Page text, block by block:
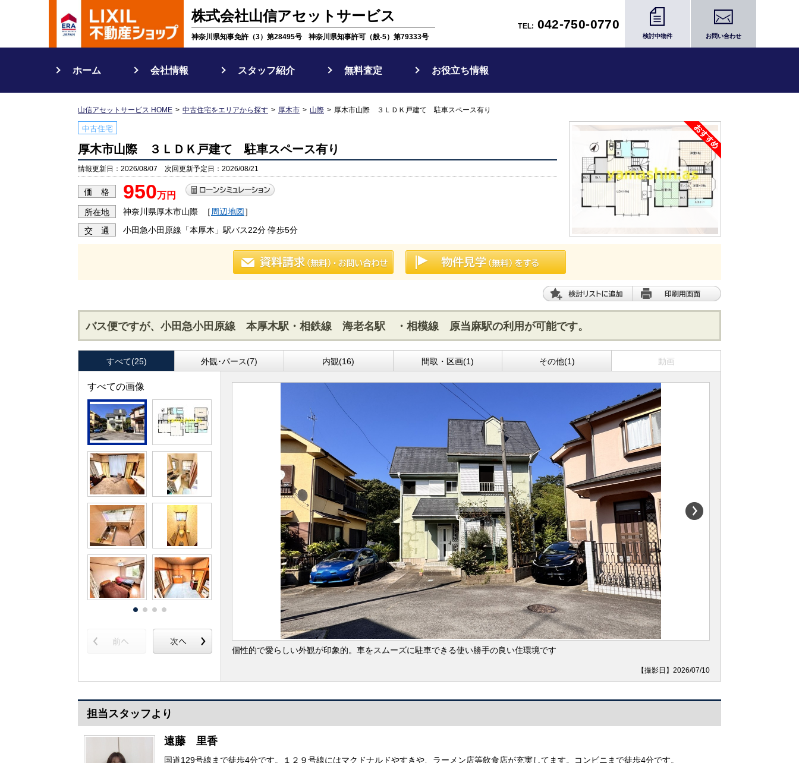
株式会社山信アセットサービス
神奈川県知事免許（3）第28495号 神奈川県知事許可（般-5）第79333号
TEL: 042-750-0770
検討中物件 お問い合わせ
ホーム 会社情報 スタッフ紹介 無料査定 お役立ち情報
山信アセットサービス HOME 中古住宅をエリアから探す 厚木市 山際 厚木市山際 ３ＬＤＫ戸建て 駐車スペース有り
中古住宅
厚木市山際 ３ＬＤＫ戸建て 駐車スペース有り
情報更新日：2026/08/07 次回更新予定日：2026/08/21
価 格 950万円
所在地 神奈川県厚木市山際 ［ 周辺地図］
交 通 小田急小田原線「本厚木」駅バス22分 停歩5分
バス便ですが、小田急小田原線 本厚木駅・相鉄線 海老名駅 ・相模線 原当麻駅の利用が可能です。
すべて(25) 外観･パース(7) 内観(16) 間取・区画(1) その他(1) 動画
すべての画像
個性的で愛らしい外観が印象的。車をスムーズに駐車できる使い勝手の良い住環境です
【撮影日】2026/07/10
担当スタッフより
遠藤 里香
国道129号線まで徒歩4分です。１２９号線にはマクドナルドやすきや、ラーメン店等飲食店が充実してます。コンビニまで徒歩4分です。